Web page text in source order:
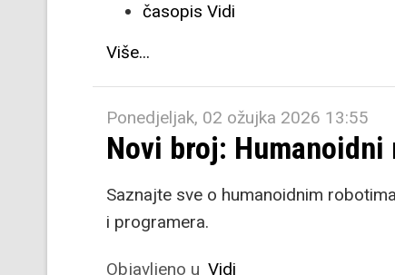
časopis Vidi
Više...
Ponedjeljak, 02 ožujka 2026 13:55
Novi broj: Humanoidni
Saznajte sve o humanoidnim
i programera.
Objavljeno u Vidi